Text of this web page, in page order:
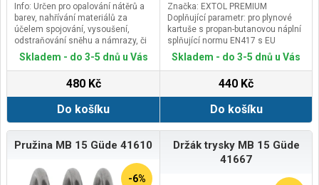
Info: Určen pro opalování nátěrů a
barev, nahřívání materiálů za
účelem spojování, vysoušení,
odstraňování sněhu a námrazy, či
k hubení mechu a plevele.
Normy: CE
Technické parametry: průměr
60mm, délka 760mm
Značka: EXTOL PREMIUM
Skladem - do 3-5 dnů u Vás
480 Kč
Do košíku
Značka: EXTOL PREMIUM
Doplňující parametr: pro plynové
kartuše s propan-butanovou náplní
splňující normu EN417 s EU
závitem 7/16", výkon 1,7kWh,
spotřeba 123g/h
Skladem - do 3-5 dnů u Vás
440 Kč
Do košíku
Pružina MB 15 Güde 41610
-6%
Držák trysky MB 15 Güde
41667